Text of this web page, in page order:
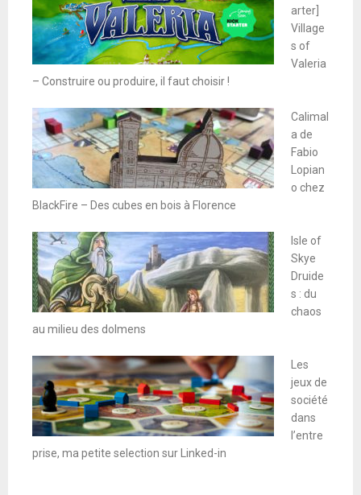
arter]
Village
s of
Valeria
– Construire ou produire, il faut choisir !
Calimal
a de
Fabio
Lopian
o chez
BlackFire – Des cubes en bois à Florence
Isle of
Skye
Druide
s : du
chaos
au milieu des dolmens
Les
jeux de
société
dans
l’entre
prise, ma petite selection sur Linked-in